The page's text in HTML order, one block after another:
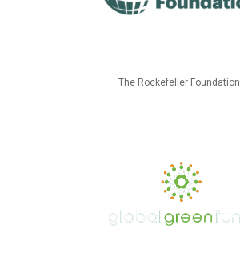
The Rockefeller Foundation